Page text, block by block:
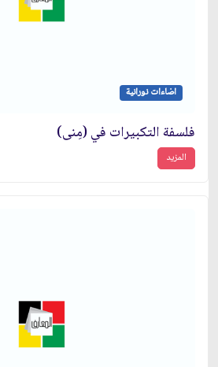
اضاءات نورانية
فلسفة التكبيرات في (مِنى)
المزيد